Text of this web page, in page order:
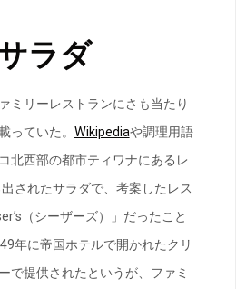
ラダ
ミリーレストランにさも当たり
っていた。 Wikipediaや調理用語
北西部の都市ティワナにあるレ
されたサラダで、考案したレス
（シーザーズ）」だったこと
年に帝国ホテルで開かれたクリ
で提供されたというが、ファミ